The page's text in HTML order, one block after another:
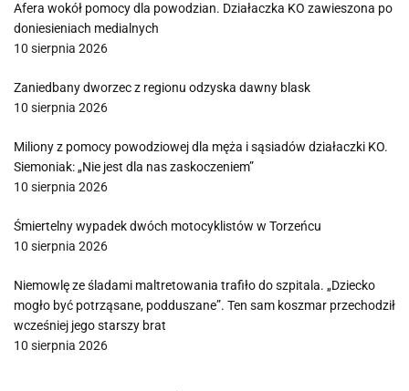
Afera wokół pomocy dla powodzian. Działaczka KO zawieszona po
doniesieniach medialnych
10 sierpnia 2026
Zaniedbany dworzec z regionu odzyska dawny blask
10 sierpnia 2026
Miliony z pomocy powodziowej dla męża i sąsiadów działaczki KO.
Siemoniak: „Nie jest dla nas zaskoczeniem”
10 sierpnia 2026
Śmiertelny wypadek dwóch motocyklistów w Torzeńcu
10 sierpnia 2026
Niemowlę ze śladami maltretowania trafiło do szpitala. „Dziecko
mogło być potrząsane, podduszane”. Ten sam koszmar przechodził
wcześniej jego starszy brat
10 sierpnia 2026